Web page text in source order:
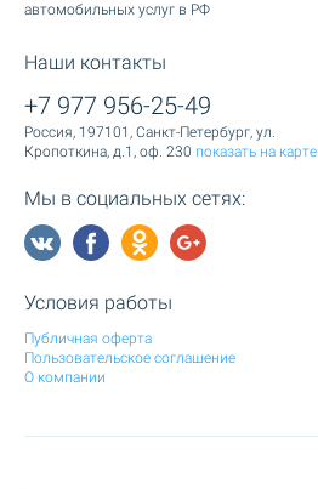
автомобильных услуг в РФ
Наши контакты
+7 977 956-25-49
Россия, 197101, Санкт-Петербург, ул.
Кропоткина, д.1, оф. 230 показать на карте
Мы в социальных сетях:
Условия работы
Публичная оферта
Пользовательское соглашение
О компании